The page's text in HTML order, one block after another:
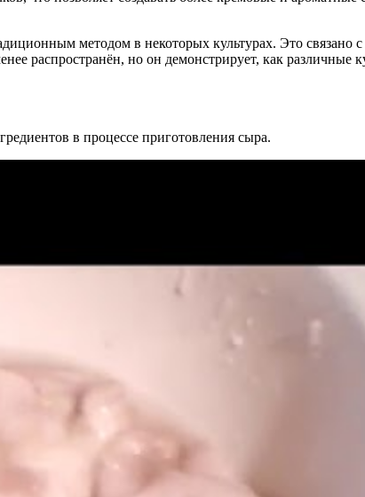
методом в некоторых культурах. Это связано
распространён, но он демонстрирует, как различные
в процессе приготовления сыра.